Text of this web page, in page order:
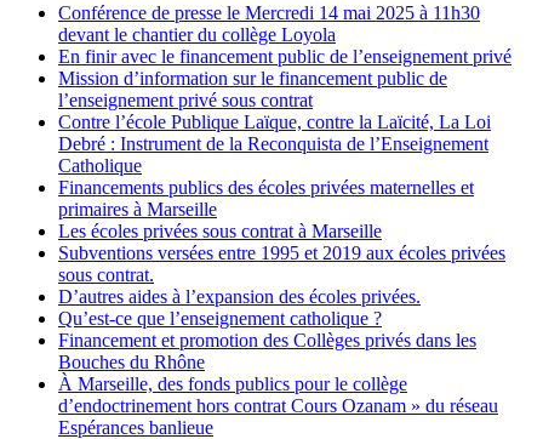
Conférence de presse le Mercredi 14 mai 2025 à 11h30
devant le chantier du collège Loyola
En finir avec le financement public de l’enseignement privé
Mission d’information sur le financement public de
l’enseignement privé sous contrat
Contre l’école Publique Laïque, contre la Laïcité, La Loi
Debré : Instrument de la Reconquista de l’Enseignement
Catholique
Financements publics des écoles privées maternelles et
primaires à Marseille
Les écoles privées sous contrat à Marseille
Subventions versées entre 1995 et 2019 aux écoles privées
sous contrat.
D’autres aides à l’expansion des écoles privées.
Qu’est-ce que l’enseignement catholique ?
Financement et promotion des Collèges privés dans les
Bouches du Rhône
À Marseille, des fonds publics pour le collège
d’endoctrinement hors contrat Cours Ozanam » du réseau
Espérances banlieue